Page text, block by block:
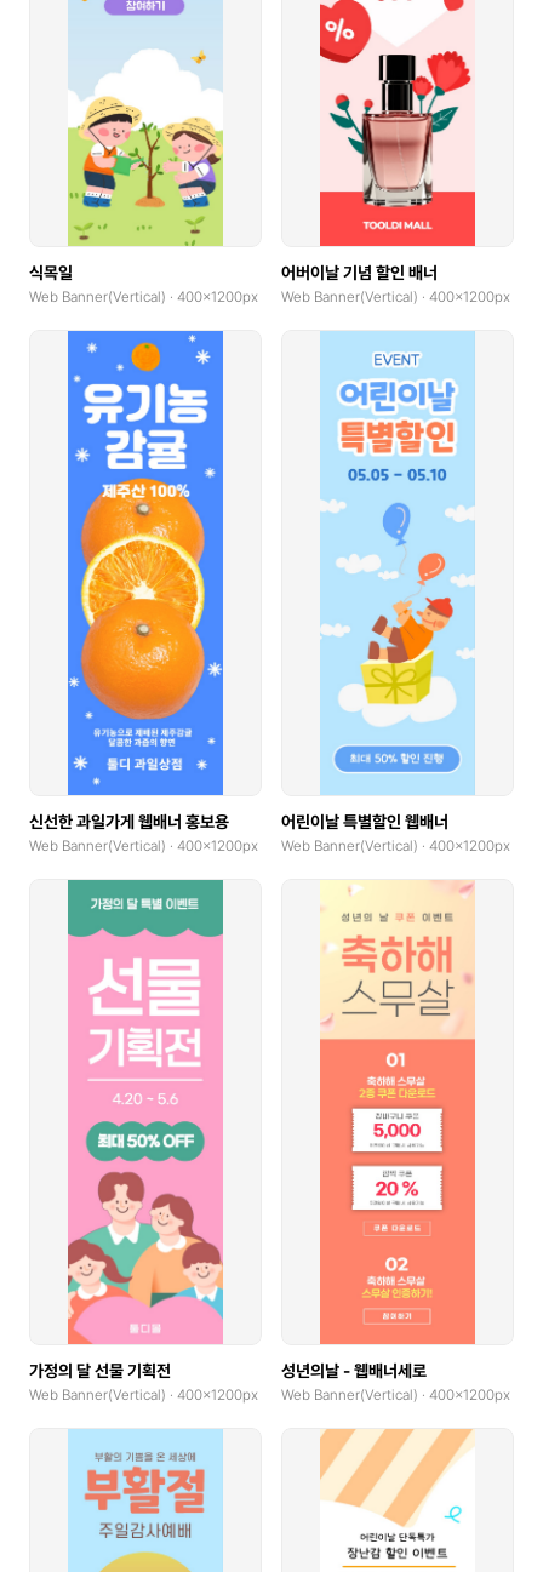
식목일
Web Banner(Vertical) · 400x1200px
어버이날 기념 할인 배너
Web Banner(Vertical) · 400x1200px
신선한 과일가게 웹배너 홍보용
Web Banner(Vertical) · 400x1200px
어린이날 특별할인 웹배너
Web Banner(Vertical) · 400x1200px
가정의 달 선물 기획전
Web Banner(Vertical) · 400x1200px
성년의날 - 웹배너세로
Web Banner(Vertical) · 400x1200px